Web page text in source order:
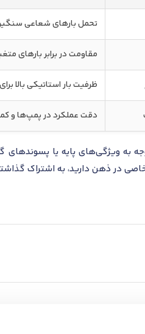
تحمل بارهای شعاعی
مقاومت در برابر بارهای
ظرفیت بار استاتیکی بالا
دقت عملکرد در پمپ‌ها و
به ویژگی‌های پایه یا
خاصی در ذهن دارید، به اشتراک